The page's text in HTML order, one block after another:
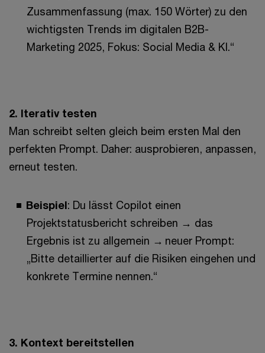
Zusammenfassung (max. 150 Wörter) zu den
wichtigsten Trends im digitalen B2B-
Marketing 2025, Fokus: Social Media & KI.“
2. Iterativ testen
Man schreibt selten gleich beim ersten Mal den
perfekten Prompt. Daher: ausprobieren, anpassen,
erneut testen.
Beispiel: Du lässt Copilot einen
Projektstatusbericht schreiben → das
Ergebnis ist zu allgemein → neuer Prompt:
„Bitte detaillierter auf die Risiken eingehen und
konkrete Termine nennen.“
3. Kontext bereitstellen